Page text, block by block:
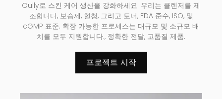
Oully로 스킨 케어 생산을 강화하세요. 우리는 클렌저를 제
조합니다, 보습제, 혈청, 그리고 토너, FDA 준수, ISO, 및
cGMP 표준. 확장 가능한 프로세스는 대규모 및 소규모 배
치를 모두 지원합니다., 정확한 전달, 고품질 제품.
프로젝트 시작